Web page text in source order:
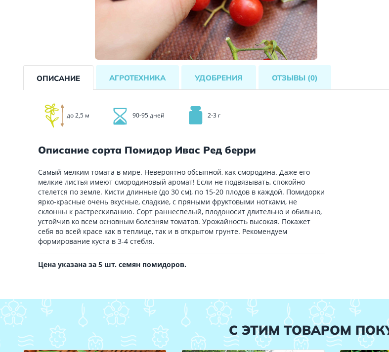
ОПИСАНИЕ АГРОТЕХНИКА УДОБРЕНИЯ ОТЗЫВЫ (0)
до 2,5 м 90-95 дней 2-3 г
Описание сорта Помидор Ивас Ред берри
Самый мелким томата в мире. Невероятно обсыпной, как смородина. Даже его
мелкие листья имеют смородиновый аромат! Если не подвязывать, спокойно
стелется по земле. Кисти длинные (до 30 см), по 15-20 плодов в каждой. Помидорки
ярко-красные очень вкусные, сладкие, с пряными фруктовыми нотками, не
склонны к растрескиванию. Сорт раннеспелый, плодоносит длительно и обильно,
устойчив ко всем основным болезням томатов. Урожайность высокая. Покажет
себя во всей красе как в теплице, так и в открытом грунте. Рекомендуем
формирование куста в 3-4 стебля.
Цена указана за 5 шт. семян помидоров.
С ЭТИМ ТОВАРОМ